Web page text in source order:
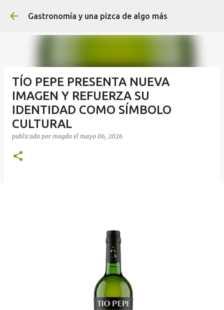
Ir al contenido principal
Gastronomía y una pizca de algo más
TÍO PEPE PRESENTA NUEVA
IMAGEN Y REFUERZA SU
IDENTIDAD COMO SÍMBOLO
CULTURAL
publicado por magda el mayo 06, 2026